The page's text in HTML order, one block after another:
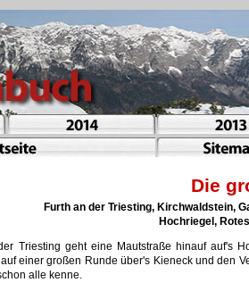
Die
Furth an der Triesting, Kirchwaldstein,
Hochriegel,
Triesting geht eine Mautstraße hinauf auf's
einer großen Runde über's Kieneck und den
alle kenne.